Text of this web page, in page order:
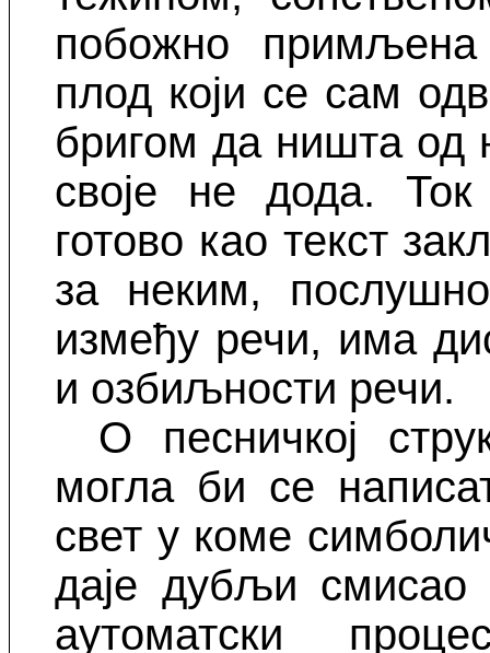
побожно примљена
плод који се сам
бригом да ништа од
своје не дода.
готово као текст
за неким,
између речи, има
и озбиљности речи.
О песничкој
могла би се
свет у коме
даје дубљи смисао
аутоматски